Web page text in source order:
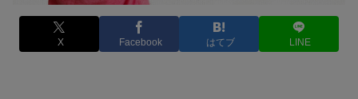
X Facebook はてブ LINE